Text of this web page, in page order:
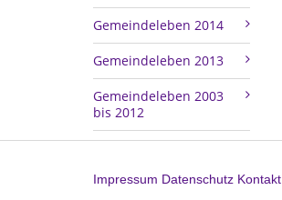
Gemeindeleben 2014
Gemeindeleben 2013
Gemeindeleben 2003
bis 2012
Impressum Datenschutz Kontakt